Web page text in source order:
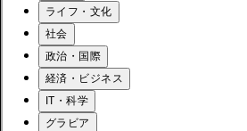
ライフ・文化
社会
政治・国際
経済・ビジネス
IT・科学
グラビア